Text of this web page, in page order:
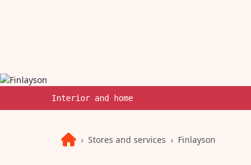
Interior and home
Stores and services Finlayson